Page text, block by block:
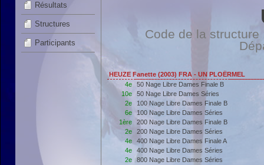
Résultats
Structures
Participants
Code de la structure
HEUZE Fanette (2003) FRA - UN PLOËRMEL
4e
50 Nage Libre Dames Finale B
10e
50 Nage Libre Dames Séries
2e
100 Nage Libre Dames Finale B
6e
100 Nage Libre Dames Séries
1ère
200 Nage Libre Dames Finale B
2e
200 Nage Libre Dames Séries
4e
400 Nage Libre Dames Finale A
4e
400 Nage Libre Dames Séries
2e
800 Nage Libre Dames Séries